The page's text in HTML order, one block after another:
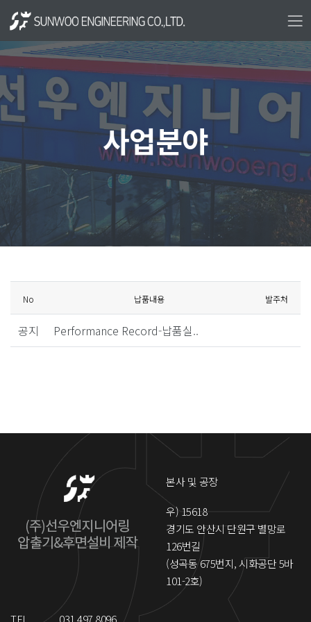
사업분야
No 납품내용 발주처
공지 Performance Record-납품실..
본사 및 공장
우) 15618
경기도 안산시 단원구 별망로
126번길
(성곡동 675번지, 시화공단 5바
101-2호)
TEL 031.497.8096